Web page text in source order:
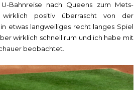
Bahnreise nach Queens zum Mets-
positiv überrascht von der
etwas langweiliges recht langes Spiel
wirklich schnell rum und ich habe mit
beobachtet.